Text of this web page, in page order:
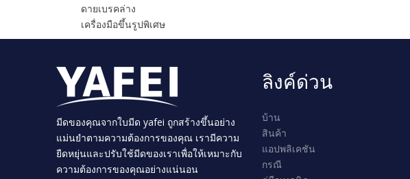
ดายเบรคล่าง
เครื่องมือขึ้นรูปพิเศษ
มีดของคุณจากใบมีด yafei ถูกสร้างขึ้นอย่าง
แม่นยำตามความต้องการของคุณ เรามีความ
ยืดหยุ่นและปรับใช้มีดของเราเพื่อให้เหมาะกับ
ความต้องการของคุณอย่างแน่นอน
ลิงค์ด่วน
บ้าน
สินค้า
แอปพลิเคชัน
กรณี